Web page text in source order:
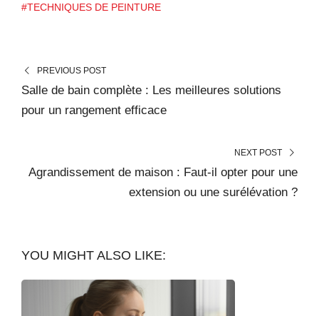
#TECHNIQUES DE PEINTURE
PREVIOUS POST
Salle de bain complète : Les meilleures solutions
pour un rangement efficace
NEXT POST
Agrandissement de maison : Faut-il opter pour une
extension ou une surélévation ?
YOU MIGHT ALSO LIKE: